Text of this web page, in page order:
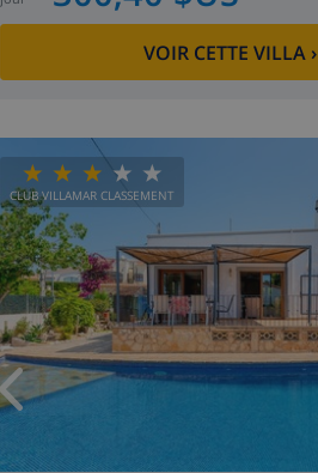
VOIR CETTE VILLA›
CLUB VILLAMAR CLASSEMENT